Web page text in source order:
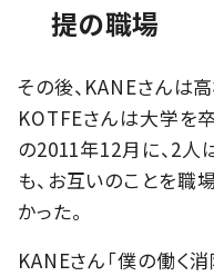
提の職場
その後、KANEさんは
KOTFEさんは大学を
の2011年12月に、2
も、お互いのことを職
かった。
KANEさん「僕の働く